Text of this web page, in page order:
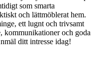
som smarta
och lättmöblerat hem.
ett lugnt och trivsamt
kommunikationer och goda
ditt intresse idag!